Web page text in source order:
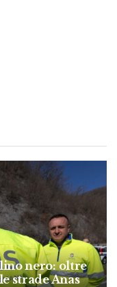
nero: oltre
strade Anas